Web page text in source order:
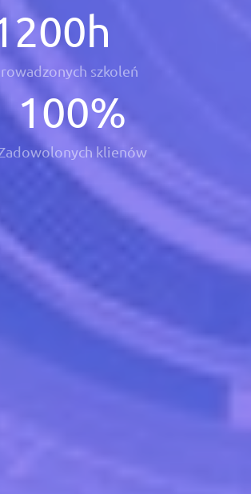
h
szkoleń
100%
klienów